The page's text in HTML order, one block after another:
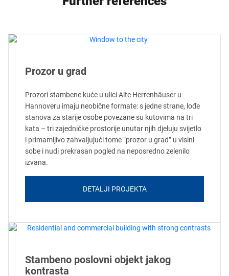
Prozor u grad
Prozori stambene kuće u ulici Alte Herrenhäuser u
Hannoveru imaju neobične formate: s jedne strane, lođe
stanova za starije osobe povezane su kutovima na tri
kata – tri zajedničke prostorije unutar njih djeluju svijetlo
i primamljivo zahvaljujući tome “prozor u grad” u visini
sobe i nudi prekrasan pogled na neposredno zelenilo
izvana.
DETALJI PROJEKTA
Stambeno poslovni objekt jakog
kontrasta